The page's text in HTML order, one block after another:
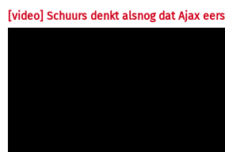
[video] Schuurs denkt alsnog dat Ajax